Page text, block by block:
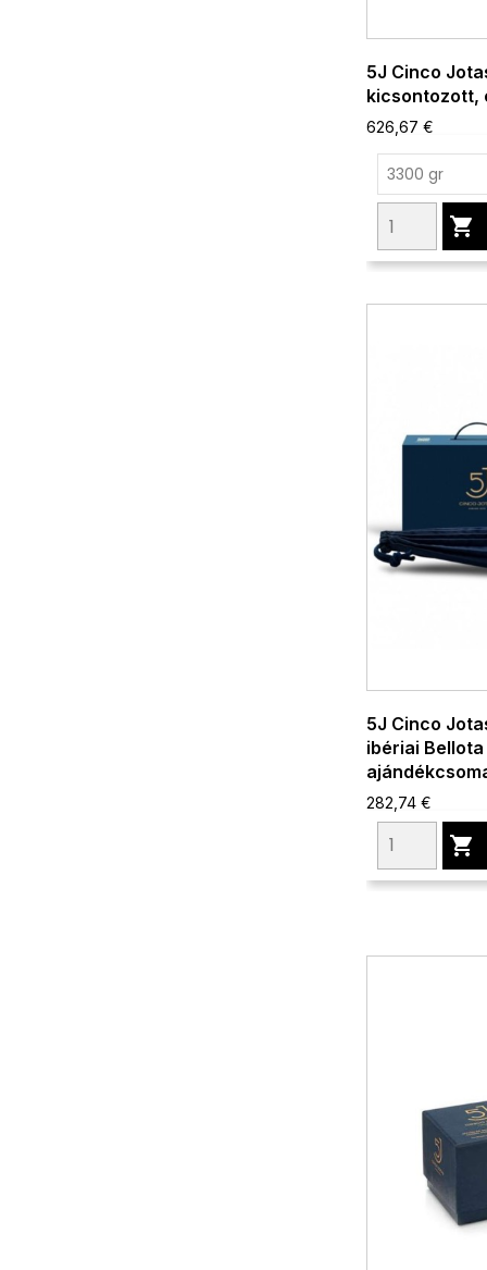
5J Cinco
kicsontozott,
626,67 €

5J Cinco
ibériai
282,74 €
